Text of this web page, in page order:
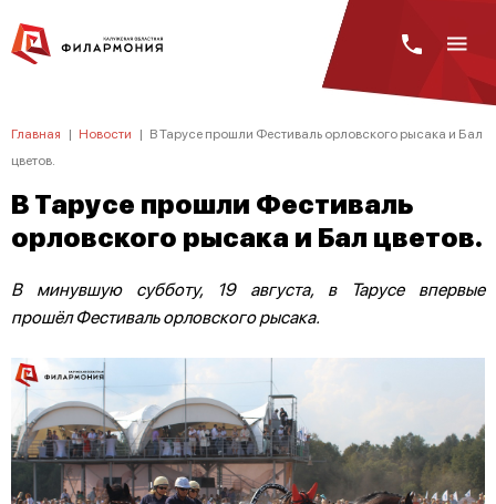
Главная | Новости | В Тарусе прошли Фестиваль орловского рысака и Бал
цветов.
В Тарусе прошли Фестиваль
орловского рысака и Бал цветов.
В минувшую субботу, 19 августа, в Тарусе впервые
прошёл Фестиваль орловского рысака.